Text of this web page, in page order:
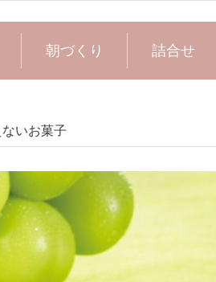
朝づくり 詰合せ
いお菓子